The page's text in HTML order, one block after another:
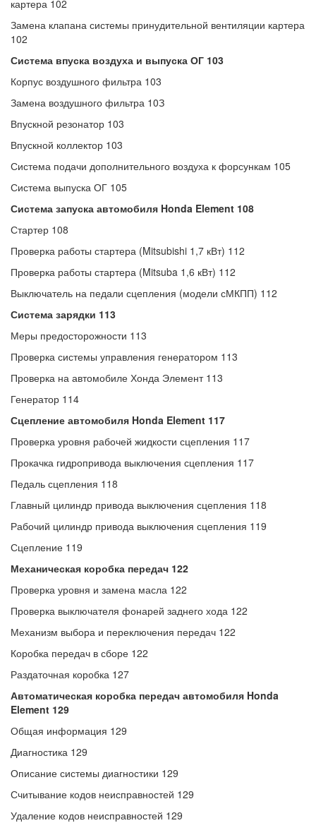
картера 102
Замена клапана системы принудительной вентиляции картера
102
Система впуска воздуха и выпуска ОГ 103
Корпус воздушного фильтра 103
Замена воздушного фильтра 10З
Впускной резонатор 103
Впускной коллектор 103
Система подачи дополнительного воздуха к форсункам 105
Система выпуска ОГ 105
Система запуска автомобиля Honda Element 108
Стартер 108
Проверка работы стартера (Mitsubishi 1,7 кВт) 112
Проверка работы стартера (Mitsuba 1,6 кВт) 112
Выключатель на педали сцепления (модели сМКПП) 112
Система зарядки 113
Меры предосторожности 113
Проверка системы управления генератором 113
Проверка на автомобиле Хонда Элемент 113
Генератор 114
Сцепление автомобиля Honda Element 117
Проверка уровня рабочей жидкости сцепления 117
Прокачка гидропривода выключения сцепления 117
Педаль сцепления 118
Главный цилиндр привода выключения сцепления 118
Рабочий цилиндр привода выключения сцепления 119
Сцепление 119
Механическая коробка передач 122
Проверка уровня и замена масла 122
Проверка выключателя фонарей заднего хода 122
Механизм выбора и переключения передач 122
Коробка передач в сборе 122
Раздаточная коробка 127
Автоматическая коробка передач автомобиля Honda
Element 129
Общая информация 129
Диагностика 129
Описание системы диагностики 129
Считывание кодов неисправностей 129
Удаление кодов неисправностей 129